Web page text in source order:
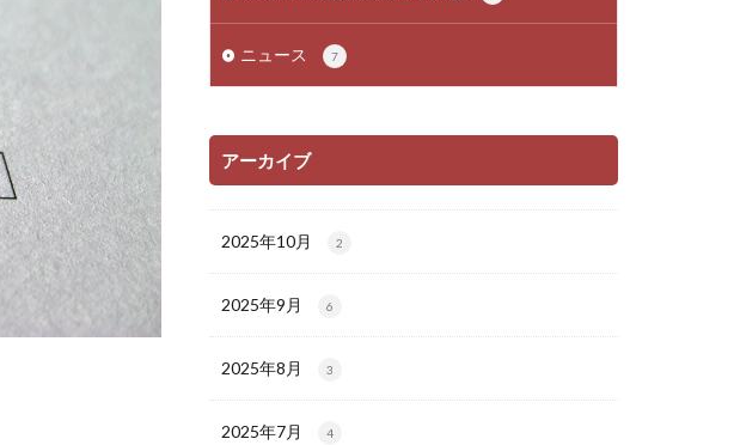
ニュース 7
アーカイブ
2025年10月 2
2025年9月 6
2025年8月 3
2025年7月 4